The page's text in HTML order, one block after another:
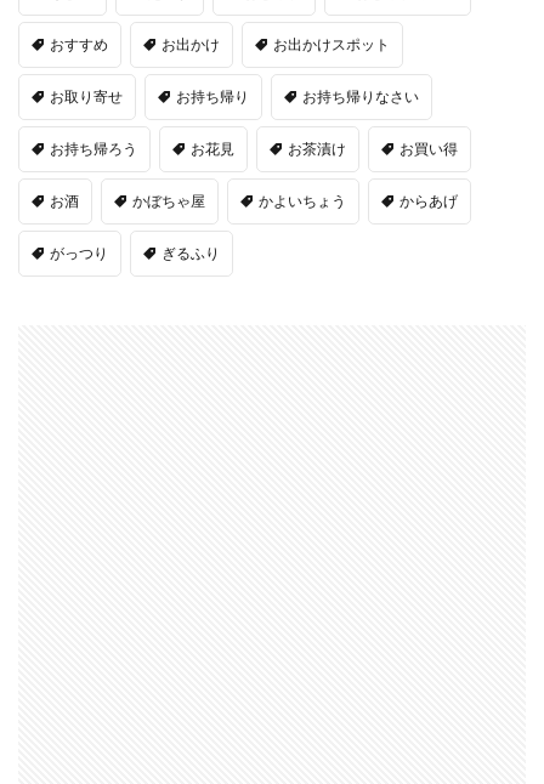
おすすめ お出かけ お出かけスポット
お取り寄せ お持ち帰り お持ち帰りなさい
お持ち帰ろう お花見 お茶漬け お買い得
お酒 かぼちゃ屋 かよいちょう からあげ
がっつり ぎるふり